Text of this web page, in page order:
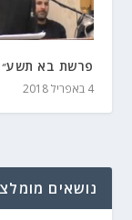
פרשת בא
4 באפריל 2018
נושאים